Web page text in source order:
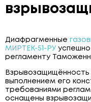
СЧЁТЧИКИ
СЧЁТЧИКИ
СИСТЕМЫ
ЩИТОВОЕ
КОНТАКТЫ
Диафрагменные
МИРТЕК-51-РУ
регламенту
Взрывозащищённость
выполнением его
требованиями
оснащены